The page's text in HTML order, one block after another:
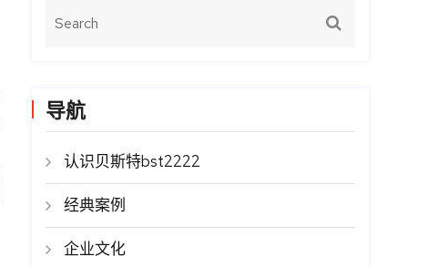
导航
认识贝斯特bst2222
经典案例
企业文化